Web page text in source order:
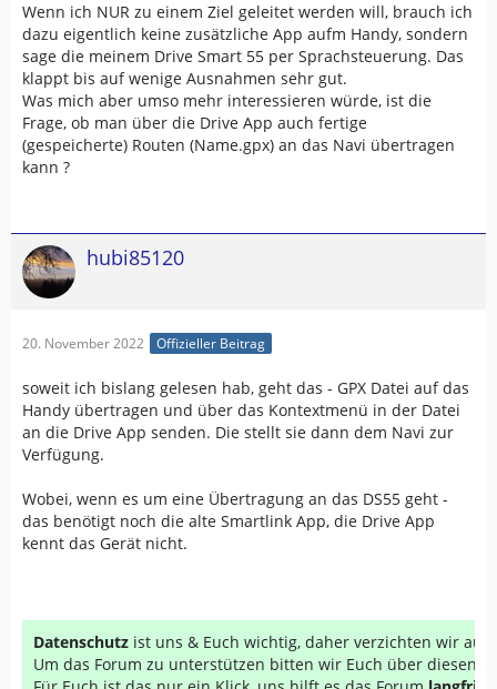
Wenn ich NUR zu einem Ziel geleitet werden will, brauch ich
dazu eigentlich keine zusätzliche App aufm Handy, sondern
sage die meinem Drive Smart 55 per Sprachsteuerung. Das
klappt bis auf wenige Ausnahmen sehr gut.
Was mich aber umso mehr interessieren würde, ist die
Frage, ob man über die Drive App auch fertige
(gespeicherte) Routen (Name.gpx) an das Navi übertragen
kann ?
hubi85120
20. November 2022 Offizieller Beitrag
soweit ich bislang gelesen hab, geht das - GPX Datei auf das
Handy übertragen und über das Kontextmenü in der Datei
an die Drive App senden. Die stellt sie dann dem Navi zur
Verfügung.
Wobei, wenn es um eine Übertragung an das DS55 geht -
das benötigt noch die alte Smartlink App, die Drive App
kennt das Gerät nicht.
Datenschutz ist uns & Euch wichtig, daher verzichten wir auf
Um das Forum zu unterstützen bitten wir Euch über diesen